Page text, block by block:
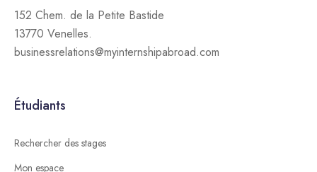
152 Chem. de la Petite Bastide
13770 Venelles.
businessrelations@myinternshipabroad.com
Étudiants
Rechercher des stages
Mon espace